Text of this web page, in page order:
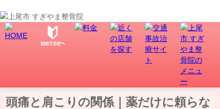
頭痛と肩こりの関係｜薬だけに頼らな